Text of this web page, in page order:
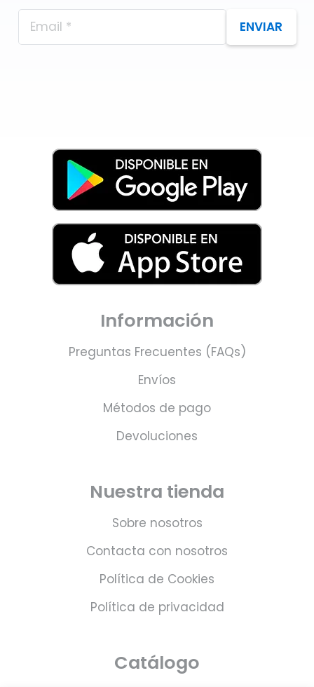
ENVIAR
Información
Preguntas Frecuentes (FAQs)
Envíos
Métodos de pago
Devoluciones
Nuestra tienda
Sobre nosotros
Contacta con nosotros
Política de Cookies
Política de privacidad
Catálogo